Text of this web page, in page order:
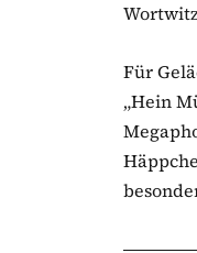
Für
„Hein